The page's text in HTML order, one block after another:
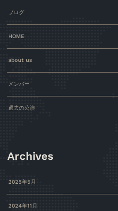
ブログ
HOME
about us
メンバー
過去の公演
Archives
2025年5月
2024年11月